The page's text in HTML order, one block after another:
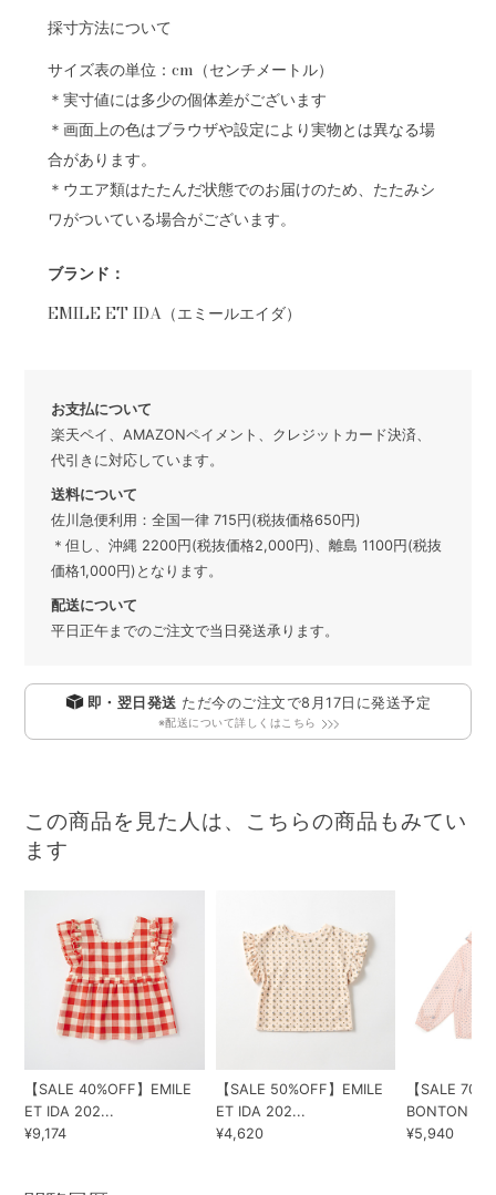
採寸方法について
サイズ表の単位：cm（センチメートル）
＊実寸値には多少の個体差がございます
＊画面上の色はブラウザや設定により実物とは異なる場
合があります。
＊ウエア類はたたんだ状態でのお届けのため、たたみシ
ワがついている場合がございます。
ブランド：
EMILE ET IDA（エミールエイダ）
お支払について
楽天ペイ、AMAZONペイメント、クレジットカード決済、
代引きに対応しています。
送料について
佐川急便利用：全国一律 715円(税抜価格650円)
＊但し、沖縄 2200円(税抜価格2,000円)、離島 1100円(税抜
価格1,000円)となります。
配送について
平日正午までのご注文で当日発送承ります。
即・翌日発送 ただ今のご注文で8月17日 に発送予定
※配送について詳しくはこちら
この商品を見た人は、こちらの商品もみてい
ます
【SALE 40%OFF】EMILE
ET IDA 202...
¥9,174
【SALE 50%OFF】EMILE
ET IDA 202...
¥4,620
【SALE
BONTON
¥5,940